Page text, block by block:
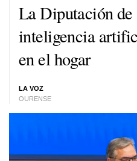
La Diputación de
inteligencia
en el hogar
LA VOZ
OURENSE